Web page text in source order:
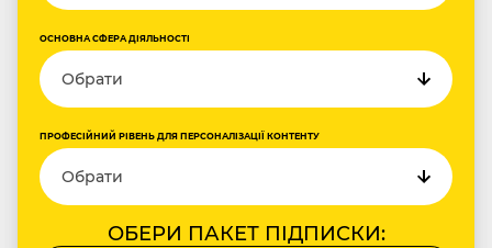
ОСНОВНА СФЕРА ДІЯЛЬНОСТІ
ПРОФЕСІЙНИЙ РІВЕНЬ ДЛЯ ПЕРСОНАЛІЗАЦІЇ КОНТЕНТУ
ОБЕРИ ПАКЕТ ПІДПИСКИ: